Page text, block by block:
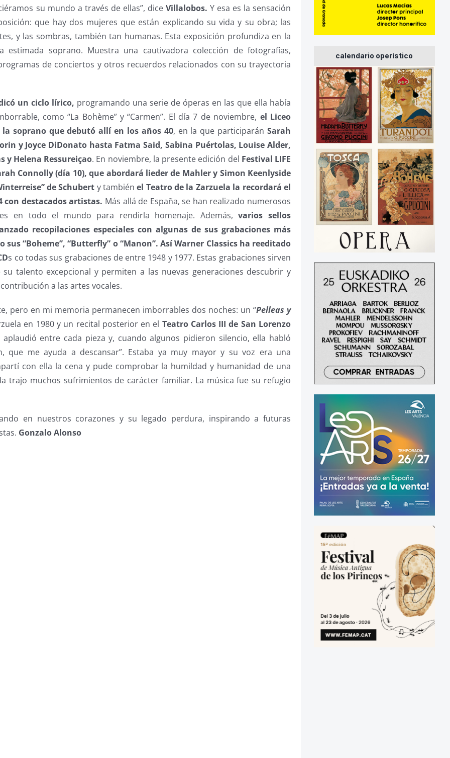
su mundo a través de ellas”, dice Villalobos. Y esa es la sensación
que hay dos mujeres que están explicando su vida y su obra; las
y las sombras, también tan humanas. Esta exposición profundiza en la
soprano. Muestra una cautivadora colección de fotografías,
de conciertos y otros recuerdos relacionados con su trayectoria
un ciclo lírico, programando una serie de óperas en las que ella había
como “La Bohème” y “Carmen”. El día 7 de noviembre, el Liceo
soprano que debutó allí en los años 40, en la que participarán Sarah
y Joyce DiDonato hasta Fatma Said, Sabina Puértolas, Louise Alder,
y Helena Ressureiçao. En noviembre, la presente edición del Festival LIFE
Connolly (día 10), que abordará lieder de Mahler y Simon Keenlyside
de Schubert y tambiénel Teatro de la Zarzuela la recordará el
con destacados artistas. Más allá de España, se han realizado numerosos
en todo el mundo para rendirla homenaje. Además,varios sellos
recopilaciones especiales con algunas de sus grabaciones más
sus “Boheme”, “Butterfly” o “Manon”. Así Warner Classics ha reeditado
s co todas sus grabaciones de entre 1948 y 1977. Estas grabaciones sirven
talento excepcional y permiten a las nuevas generaciones descubrir y
a las artes vocales.
pero en mi memoria permanecen imborrables dos noches: un “Pelleas y
en 1980 y un recital posterior en el Teatro Carlos III de San Lorenzo
aplaudió entre cada pieza y, cuando algunos pidieron silencio, ella habló
que me ayuda a descansar”. Estaba ya muy mayor y su voz era una
con ella la cena y pude comprobar la humildad y humanidad de una
trajo muchos sufrimientos de carácter familiar. La música fue su refugio
en nuestros corazones y su legado perdura, inspirando a futuras
Gonzalo Alonso
calendario operístico